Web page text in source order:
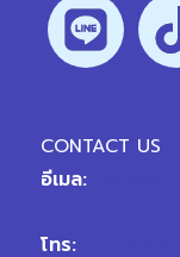
CONTACT US
อีเมล:
โทร: